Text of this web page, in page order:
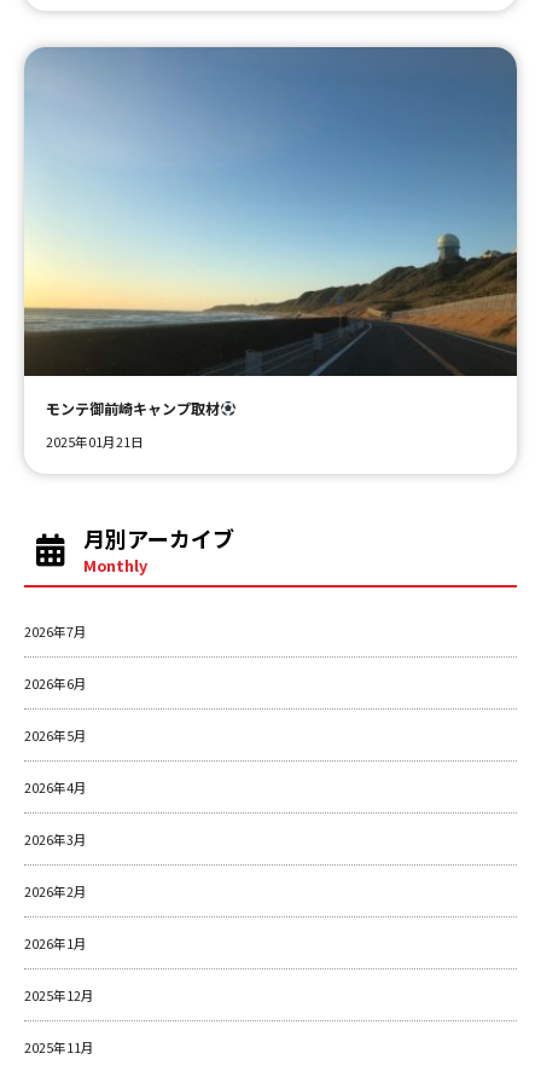
モンテ御前崎キャンプ取材
2025年01月21日
月別アーカイブ
Monthly
2026年7月
2026年6月
2026年5月
2026年4月
2026年3月
2026年2月
2026年1月
2025年12月
2025年11月